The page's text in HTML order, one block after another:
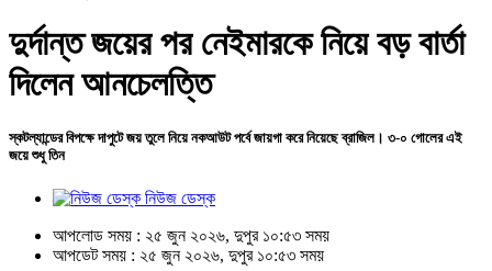
দুর্দান্ত জয়ের পর নেইমারকে নিয়ে বড় বার্তা
দিলেন আনচেলত্তি
স্কটল্যান্ডের বিপক্ষে দাপুটে জয় তুলে নিয়ে নকআউট পর্বে জায়গা করে নিয়েছে ব্রাজিল। ৩-০ গোলের এই
জয়ে শুধু তিন
নিউজ ডেস্ক
আপলোড সময় : ২৫ জুন ২০২৬, দুপুর ১০:৫৩ সময়
আপডেট সময় : ২৫ জুন ২০২৬, দুপুর ১০:৫৩ সময়